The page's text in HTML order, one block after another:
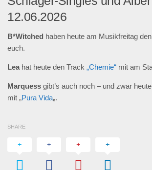
12.06.2026
B*Witched haben heute am Musikfreitag
euch.
Lea hat heute den Track „Chemie“ mit am
Marquess gibt’s auch noch – und zwar
mit „Pura Vida„.
SHARE